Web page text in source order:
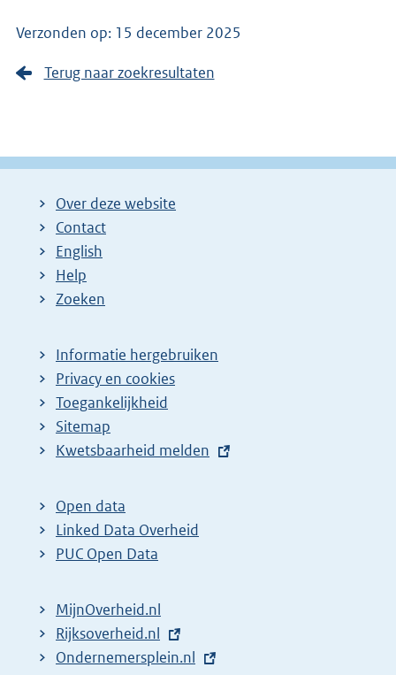
Verzonden op: 15 december 2025
Terug naar zoekresultaten
Over deze website
Contact
English
Help
Zoeken
Informatie hergebruiken
Privacy en cookies
Toegankelijkheid
Sitemap
E
t
e
r
l
i
n
Kwetsbaarheid melden
Open data
Linked Data Overheid
PUC Open Data
MijnOverheid.nl
E
x
Rijksoverheid.nl
E
Ondernemersplein.nl